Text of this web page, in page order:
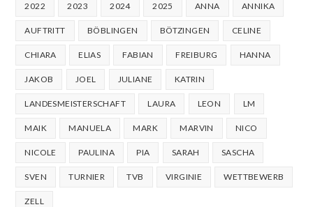
2022 2023 2024 2025 ANNA ANNIKA
AUFTRITT BÖBLINGEN BÖTZINGEN CELINE
CHIARA ELIAS FABIAN FREIBURG HANNA
JAKOB JOEL JULIANE KATRIN
LANDESMEISTERSCHAFT LAURA LEON LM
MAIK MANUELA MARK MARVIN NICO
NICOLE PAULINA PIA SARAH SASCHA
SVEN TURNIER TVB VIRGINIE WETTBEWERB
ZELL